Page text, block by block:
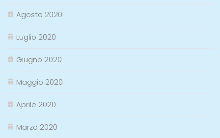
Agosto 2020
Luglio 2020
Giugno 2020
Maggio 2020
Aprile 2020
Marzo 2020